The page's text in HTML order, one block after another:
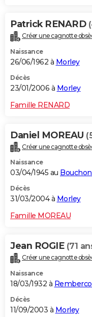
Patrick RENARD
Créer une cagnotte
Naissance
26/06/1962 à Morley
Décès
23/01/2006 à Morley
Famille RENARD
Daniel MOREAU
Créer une cagnotte
Naissance
03/04/1945 au
Décès
31/03/2004 à Morley
Famille MOREAU
Jean ROGIE (71
Créer une cagnotte
Naissance
18/03/1932 à
Décès
11/09/2003 à Morley